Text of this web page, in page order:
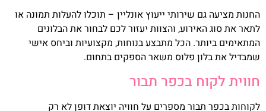
החנות מציעה גם שירותי ייעוץ אונליין – תוכלו להעלות תמונה או
לתאר את סוג האירוע, והצוות יעזור לכם לבחור את הבלונים
המתאימים ביותר. הכל מתבצע בנוחות, מקצועיות וביחס אישי
שמבדיל את בלון פלוס משאר הספקים בתחום.
חווית לקוח בכפר תבור
לקוחות בכפר תבור מספרים על חוויה יוצאת דופן לא רק